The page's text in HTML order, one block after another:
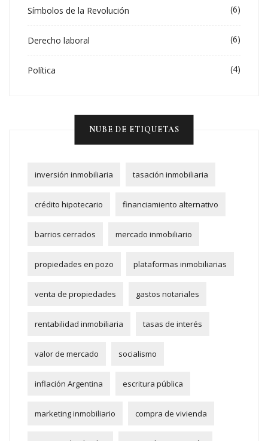
Símbolos de la Revolución (6)
Derecho laboral (6)
Política (4)
NUBE DE ETIQUETAS
inversión inmobiliaria tasación inmobiliaria
crédito hipotecario financiamiento alternativo
barrios cerrados mercado inmobiliario
propiedades en pozo plataformas inmobiliarias
venta de propiedades gastos notariales
rentabilidad inmobiliaria tasas de interés
valor de mercado socialismo
inflación Argentina escritura pública
marketing inmobiliario compra de vivienda